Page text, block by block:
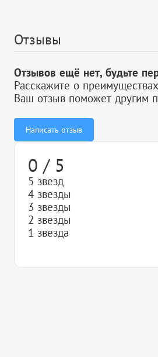
Отзывы
Отзывов ещё нет, будьте
Расскажите о
Ваш отзыв поможет другим
Написать отзыв
0 / 5
5 звезд
4 звезды
3 звезды
2 звезды
1 звезда